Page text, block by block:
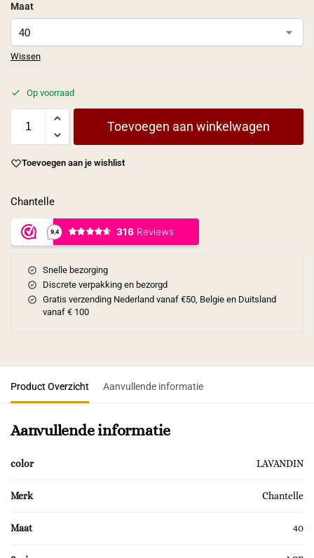
Maat
Wissen
Op voorraad
Toevoegen aan winkelwagen
Toevoegen aan je wishlist
Chantelle
Snelle bezorging
Discrete verpakking en bezorgd
Gratis verzending Nederland vanaf €50, Belgie en Duitsland
vanaf € 100
Product Overzicht Aanvullende informatie
Aanvullende informatie
color LAVANDIN
Merk Chantelle
Maat 40